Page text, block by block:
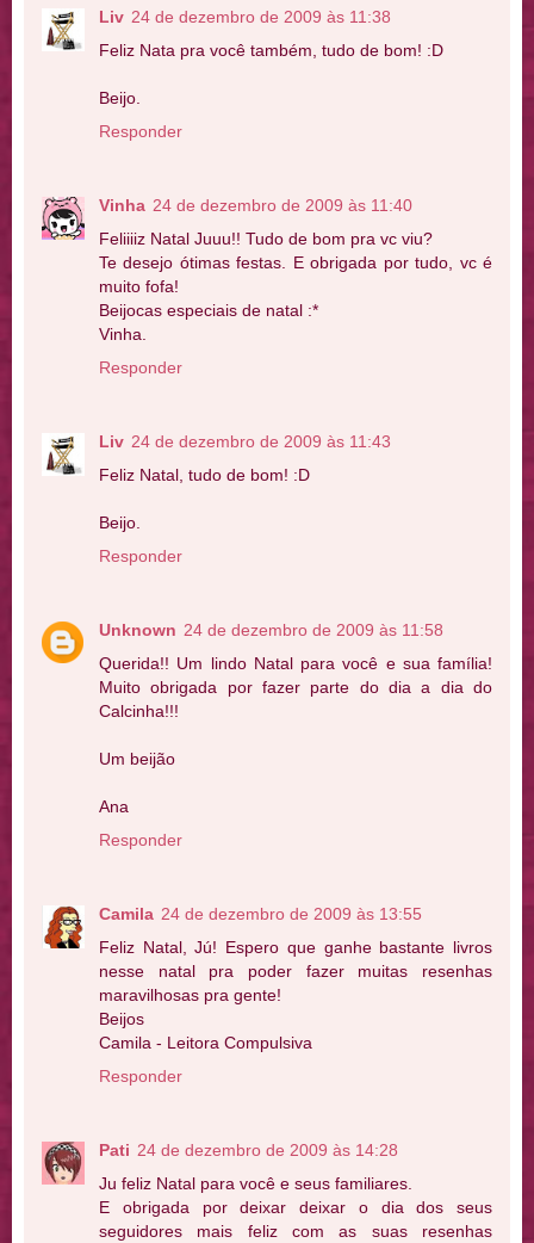
Liv 24 de dezembro de 2009 às 11:38
Feliz Nata pra você também, tudo de bom! :D
Beijo.
Responder
Vinha 24 de dezembro de 2009 às 11:40
Feliiiiz Natal Juuu!! Tudo de bom pra vc viu?
Te desejo ótimas festas. E obrigada por tudo, vc é
muito fofa!
Beijocas especiais de natal :*
Vinha.
Responder
Liv 24 de dezembro de 2009 às 11:43
Feliz Natal, tudo de bom! :D
Beijo.
Responder
Unknown 24 de dezembro de 2009 às 11:58
Querida!! Um lindo Natal para você e sua família!
Muito obrigada por fazer parte do dia a dia do
Calcinha!!!
Um beijão
Ana
Responder
Camila 24 de dezembro de 2009 às 13:55
Feliz Natal, Jú! Espero que ganhe bastante livros
nesse natal pra poder fazer muitas resenhas
maravilhosas pra gente!
Beijos
Camila - Leitora Compulsiva
Responder
Pati 24 de dezembro de 2009 às 14:28
Ju feliz Natal para você e seus familiares.
E obrigada por deixar deixar o dia dos seus
seguidores mais feliz com as suas resenhas